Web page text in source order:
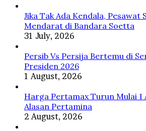
Depan
Prabowo
Jika Tak Ada Kendala, Pesawat
Mendarat di Bandara Soetta
31 July, 2026
Persib Vs Persija Bertemu di
Presiden 2026
1 August, 2026
Harga Pertamax Turun Mulai 1
Alasan Pertamina
2 August, 2026